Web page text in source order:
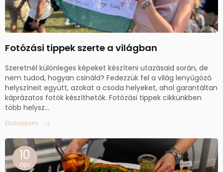
Fotózási tippek szerte a világban
Szeretnél különleges képeket készíteni utazásaid során, de
nem tudod, hogyan csináld? Fedezzük fel a világ lenyűgöző
helyszíneit együtt, azokat a csoda helyeket, ahol garantáltan
káprázatos fotók készíthetők. Fotózási tippek cikkünkben
több helysz...
Elolvasom
10
ápr